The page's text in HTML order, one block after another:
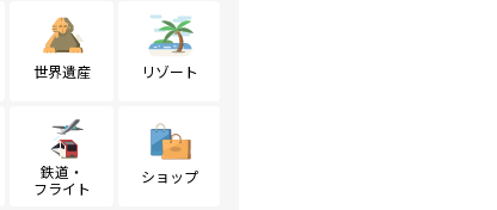
世界遺産 リゾート
鉄道・
フライト
ショップ